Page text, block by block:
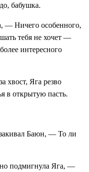
бабушка.
— Ничего особенного,
тебя не хочет —
интересного
хвост, Яга резво
в открытую пасть.
Баюн, — То ли
подмигнула Яга, —